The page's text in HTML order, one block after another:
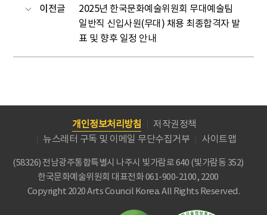
이전글
2025년 한국문화예술위원회 무대예술팀
일반직 신입사원(무대) 채용 최종합격자 발
표 및 향후 일정 안내
개인정보처리방침
저작권정책
뉴스레터 구독 및 이메일 무단수집거부
사이트맵
(58326) 전남광주통합특별시 나주시 빛가람로 640 (빛가람동 352)
한국문화예술위원회 대표전화 061-900-2100, 2200
Copyright 2020 Arts Council Korea. All Rights Reserved.